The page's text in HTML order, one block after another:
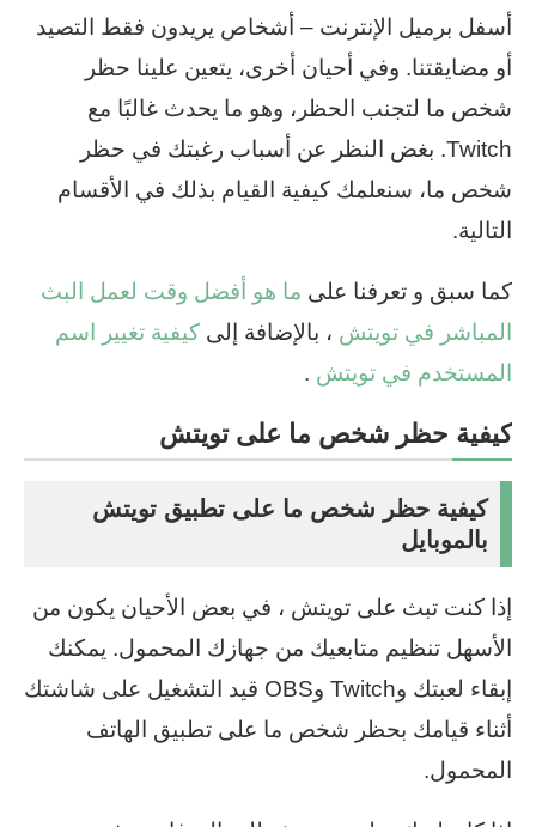
أسفل برميل الإنترنت – أشخاص يريدون فقط التصيد
أو مضايقتنا. وفي أحيان أخرى، يتعين علينا حظر
شخص ما لتجنب الحظر، وهو ما يحدث غالبًا مع
Twitch. بغض النظر عن أسباب رغبتك في حظر
شخص ما، سنعلمك كيفية القيام بذلك في الأقسام
التالية.
كما سبق و تعرفنا على ما هو أفضل وقت لعمل البث
المباشر في تويتش ، بالإضافة إلى كيفية تغيير اسم
المستخدم في تويتش .
كيفية حظر شخص ما على تويتش
كيفية حظر شخص ما على تطبيق تويتش
بالموبايل
إذا كنت تبث على تويتش ، في بعض الأحيان يكون من
الأسهل تنظيم متابعيك من جهازك المحمول. يمكنك
إبقاء لعبتك وTwitch وOBS قيد التشغيل على شاشتك
أثناء قيامك بحظر شخص ما على تطبيق الهاتف
المحمول.